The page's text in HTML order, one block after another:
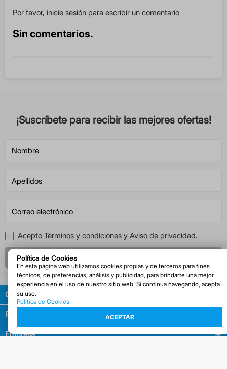
Política de Cookies
En esta página web utilizamos cookies propias y de terceros para fines
técnicos, de preferencias, análisis y publicidad, para brindarte una mejor
experiencia en el uso de nuestro sitio web. Si continúa navegando, acepta
su uso.
Política de Cookies
ACEPTAR
Por favor, inicie sesión para escribir un comentario
Sin comentarios.
¡Suscríbete para recibir las mejores ofertas!
Acepto Términos y condiciones y Aviso de privacidad.
Guía de compras
Políticas
Empresa